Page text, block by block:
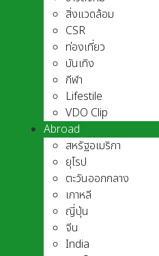
สิ่งแวดล้อม
CSR
ท่องเที่ยว
บันเทิง
กีฬา
Lifestile
VDO Clip
Abroad
สหรัฐอเมริกา
ยุโรป
ตะวันออกกลาง
เกาหลี
ญี่ปุ่น
จีน
India